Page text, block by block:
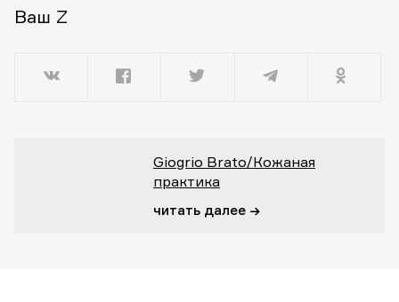
Ваш Z
Giogrio Brato/Кожаная
практика
читать далее →